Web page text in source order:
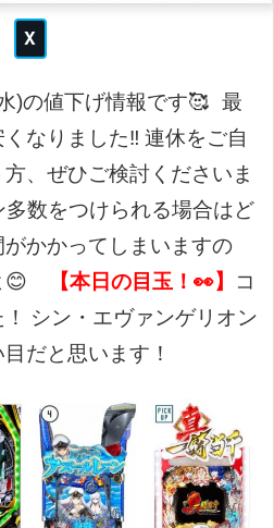
)の値下げ情報です🥰 最
なりました‼ 連休をご自
、ぜひご検討くださいま
数をつけられる場合はど
かかってしまいますの
😊
【本日の目玉！👀】
コ
！
シン・エヴァンゲリオン
だと思います！